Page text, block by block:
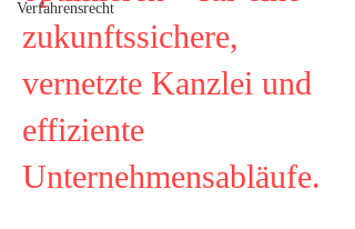
Verfahrensrecht
zukunftssichere,
vernetzte Kanzlei und
effiziente
Unternehmensabläufe.